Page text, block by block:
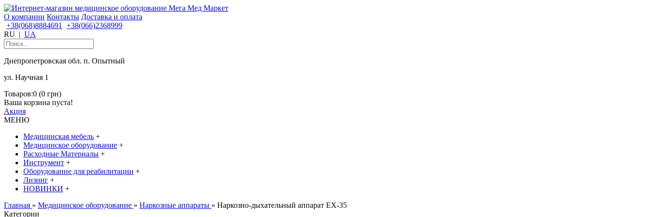
О компании Контакты Доставка и оплата
+38(068)8884691
+38(066)2368999
RU | UA
Днепропетровская обл. п. Опытный
ул. Научная 1
Товаров:0 (0 грн)
Ваша корзина пуста!
Акция
МЕНЮ
Медицинская мебель +
Медицинское оборудование +
Расходные Материалы +
Инструмент +
Оборудование для реабилитации +
Лизинг +
НОВИНКИ +
Главная » Медицинское оборудование » Наркозные аппараты » Наркозно-дыхательный аппарат EX-35
Категории